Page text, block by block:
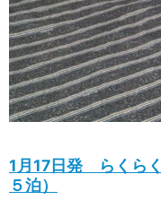
1月17日発 らくら
５泊）